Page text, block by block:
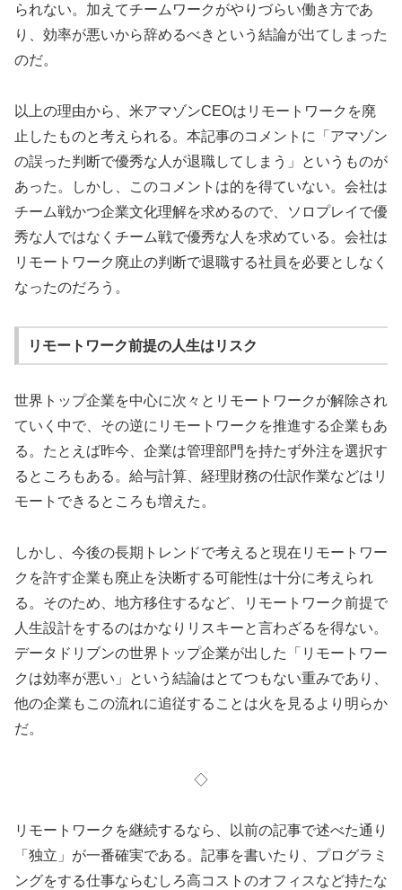
られない。加えてチームワークがやりづらい働き方であ
り、効率が悪いから辞めるべきという結論が出てしまった
のだ。
以上の理由から、米アマゾンCEOはリモートワークを廃
止したものと考えられる。本記事のコメントに「アマゾン
の誤った判断で優秀な人が退職してしまう」というものが
あった。しかし、このコメントは的を得ていない。会社は
チーム戦かつ企業文化理解を求めるので、ソロプレイで優
秀な人ではなくチーム戦で優秀な人を求めている。会社は
リモートワーク廃止の判断で退職する社員を必要としなく
なったのだろう。
リモートワーク前提の人生はリスク
世界トップ企業を中心に次々とリモートワークが解除され
ていく中で、その逆にリモートワークを推進する企業もあ
る。たとえば昨今、企業は管理部門を持たず外注を選択す
るところもある。給与計算、経理財務の仕訳作業などはリ
モートできるところも増えた。
しかし、今後の長期トレンドで考えると現在リモートワー
クを許す企業も廃止を決断する可能性は十分に考えられ
る。そのため、地方移住するなど、リモートワーク前提で
人生設計をするのはかなりリスキーと言わざるを得ない。
データドリブンの世界トップ企業が出した「リモートワー
クは効率が悪い」という結論はとてつもない重みであり、
他の企業もこの流れに追従することは火を見るより明らか
だ。
◇
リモートワークを継続するなら、以前の記事で述べた通り
「独立」が一番確実である。記事を書いたり、プログラミ
ングをする仕事ならむしろ高コストのオフィスなど持たな